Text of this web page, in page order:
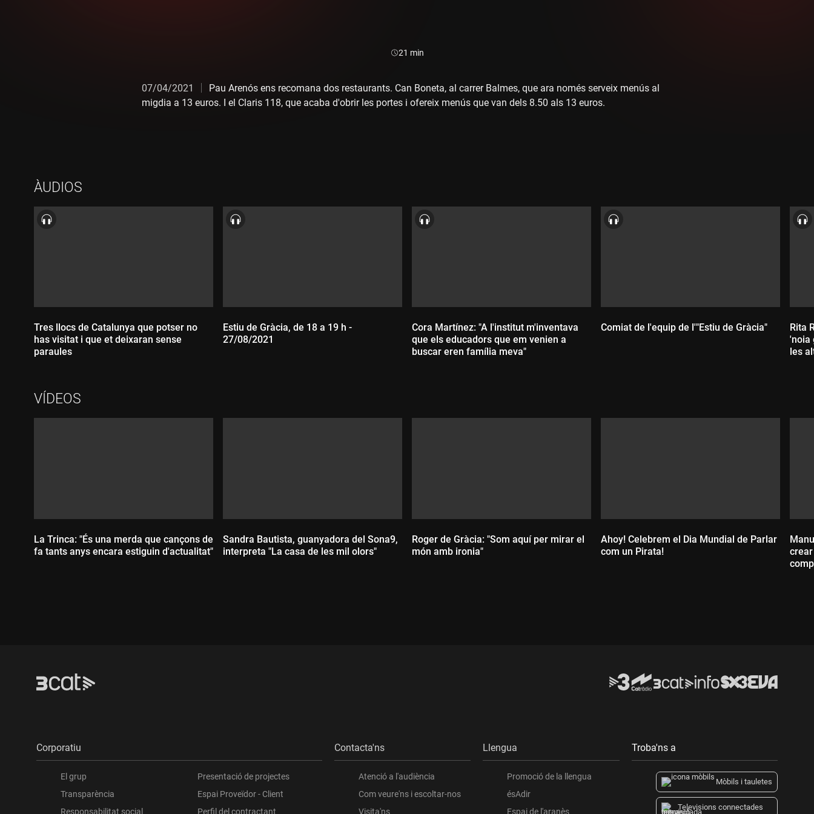
Durada:
21 min
07/04/2021
Pau Arenós ens recomana dos restaurants. Can Boneta, al carrer Balmes, que ara només serveix menús al
migdia a 13 euros. I el Claris 118, que acaba d'obrir les portes i ofereix menús que van dels 8.50 als 13 euros.
ÀUDIOS
Tres llocs de Catalunya que potser no
has visitat i que et deixaran sense
paraules
Estiu de Gràcia, de 18 a 19 h -
27/08/2021
Cora Martínez: "A l'institut m'inventava
que els educadors que em venien a
buscar eren família meva"
Comiat de l'equip de l'"Estiu de Gràcia"
Rita
'noia
les
VÍDEOS
La Trinca: "És una merda que cançons de
fa tants anys encara estiguin d'actualitat"
Sandra Bautista, guanyadora del Sona9,
interpreta "La casa de les mil olors"
Roger de Gràcia: "Som aquí per mirar el
món amb ironia"
Ahoy! Celebrem el Dia Mundial de Parlar
com un Pirata!
crear
Corporatiu
El grup
Transparència
Responsabilitat social
Presentació de projectes
Espai Proveïdor - Client
Perfil del contractant
Contacta'ns
Atenció a l'audiència
Com veure'ns i escoltar-nos
Visita'ns
Llengua
Promoció de la llengua
ésAdir
Espai de l'aranès
Troba'ns a
Mòbils i tauletes
Televisions connectades